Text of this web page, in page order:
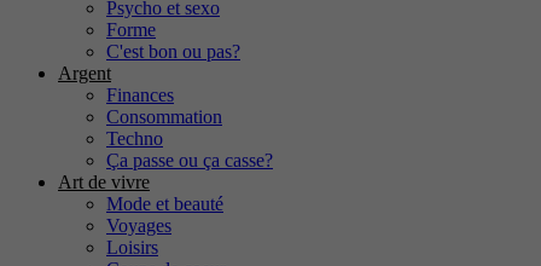
Psycho et sexo
Forme
C'est bon ou pas?
Argent
Finances
Consommation
Techno
Ça passe ou ça casse?
Art de vivre
Mode et beauté
Voyages
Loisirs